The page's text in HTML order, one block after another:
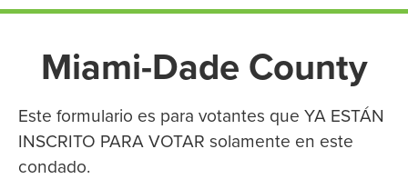
Miami-Dade County
Este formulario es para votantes que YA ESTÁN
INSCRITO PARA VOTAR solamente en este
condado.